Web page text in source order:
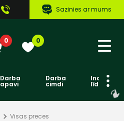
Sazinies ar mums
0 0
Darba
apavi
Darba
cimdi līdzekļi
Visas preces